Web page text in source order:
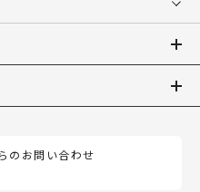
のお問い合わせ